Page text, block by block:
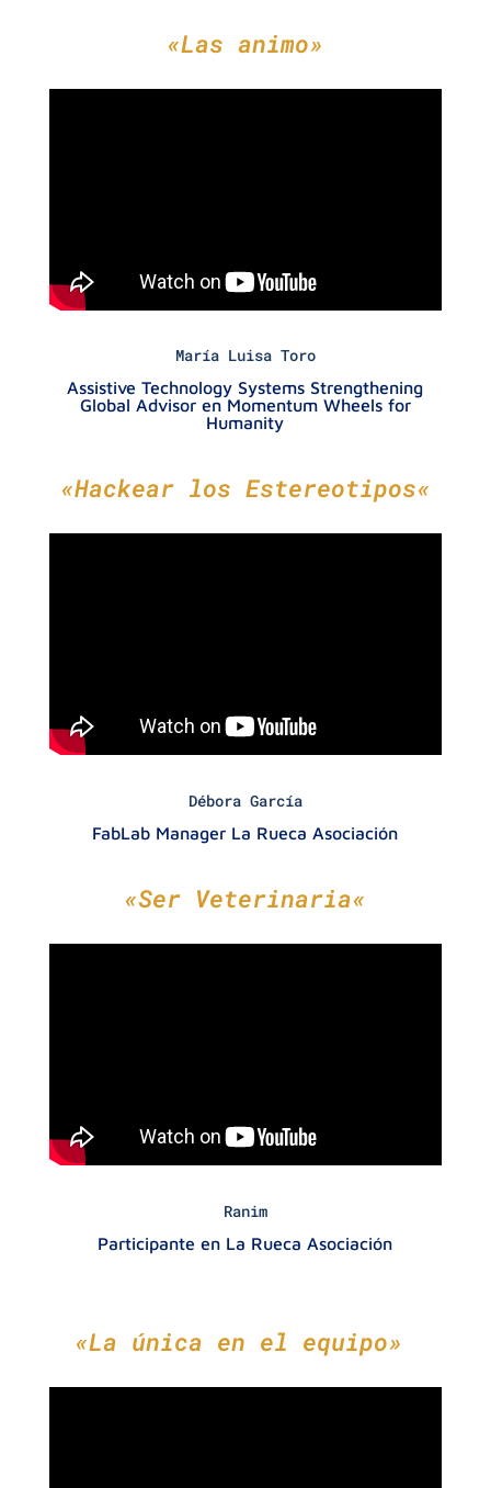
«Las animo»
María Luisa Toro
Assistive Technology Systems Strengthening
Global Advisor en Momentum Wheels for
Humanity
«Hackear los Estereotipos«
Débora García
FabLab Manager La Rueca Asociación
«Ser Veterinaria«
Ranim
Participante en La Rueca Asociación
«La única en el equipo»